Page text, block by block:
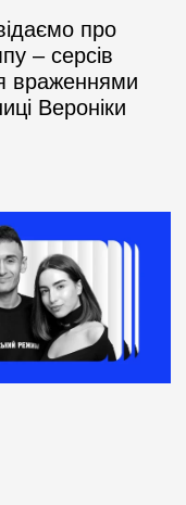
про
– серсів
враженнями
Вероніки